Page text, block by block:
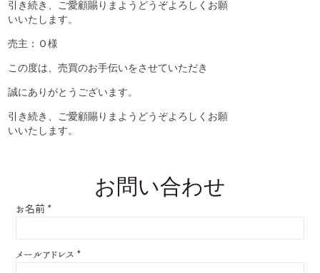
引き続き、ご愛顧賜りまようどうぞよろしくお願
いいたします。
売主：Ｏ様
この度は、売買のお手伝いをさせていただき
誠にありがとうございます。
引き続き、ご愛顧賜りまようどうぞよろしくお願
いいたします。
お問い合わせ
お名前 *
メールアドレス *